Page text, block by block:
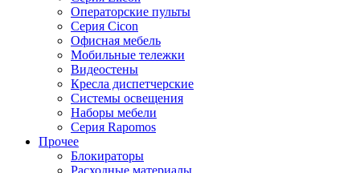
Операторские пульты
Серия Cicon
Офисная мебель
Мобильные тележки
Видеостены
Кресла диспетчерские
Системы освещения
Наборы мебели
Серия Rapomos
Прочее
Блокираторы
Расходные материалы